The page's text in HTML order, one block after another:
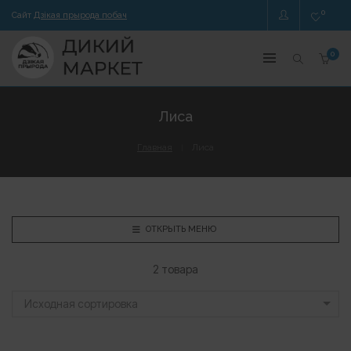
Сайт Дзікая прырода побач 0
0
Лиса
ОТКРЫТЬ МЕНЮ
2 товара
Исходная сортировка